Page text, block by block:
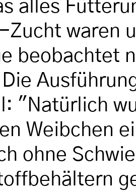
alles
waren
beobachtet
"Natürlich
Weibchen
ohne